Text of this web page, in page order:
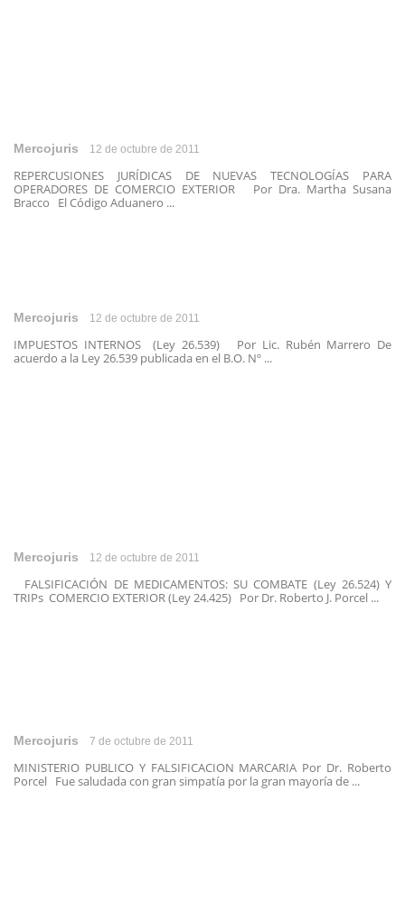
Mercojuris 12 de octubre de 2011
REPERCUSIONES JURÍDICAS DE NUEVAS TECNOLOGÍAS PARA
OPERADORES DE COMERCIO EXTERIOR Por Dra. Martha Susana
Bracco El Código Aduanero ...
Mercojuris 12 de octubre de 2011
IMPUESTOS INTERNOS (Ley 26.539) Por Lic. Rubén Marrero De
acuerdo a la Ley 26.539 publicada en el B.O. Nº ...
Mercojuris 12 de octubre de 2011
FALSIFICACIÓN DE MEDICAMENTOS: SU COMBATE (Ley 26.524) Y
TRIPs COMERCIO EXTERIOR (Ley 24.425) Por Dr. Roberto J. Porcel ...
Mercojuris 7 de octubre de 2011
MINISTERIO PUBLICO Y FALSIFICACION MARCARIA Por Dr. Roberto
Porcel Fue saludada con gran simpatía por la gran mayoría de ...